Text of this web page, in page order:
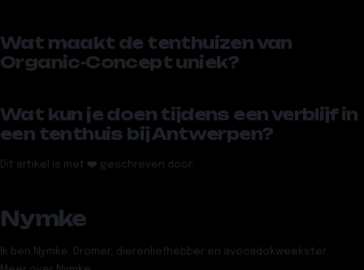
Wat maakt de tenthuizen van
Organic-Concept uniek?
Wat kun je doen tijdens een verblijf in
een tenthuis bij Antwerpen?
Dit artikel is met ❤️ geschreven door:
Nymke
Ik ben Nymke. Dromer, dierenliefhebber en avocadokweekster.